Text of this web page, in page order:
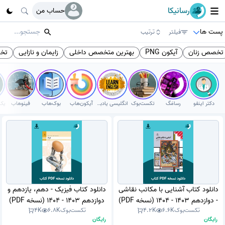
رسانیکا
حساب من
پست ها
فیلتر ترتیب
تخصص زنان آیکون PNG بهترین متخصص داخلی زایمان و نازایی
دکتر اینفو رسامَگ تکست‌بوک انگلیسی یادبگیر آیکون‌هاب بوک‌هاب فینوهاب
دانلود کتاب آشنایی با مکاتب نقاشی
- دوازدهم 1403 - 1404 (نسخه PDF)
تکست‌بوک6.6K
4.2K
رایگان
دانلود کتاب فیزیک - دهم، یازدهم و
دوازدهم 1403 - 1404 (نسخه PDF)
تکست‌بوک6.8K
4K
رایگان